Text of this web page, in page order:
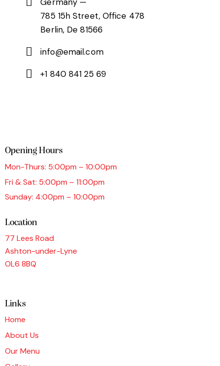
785 15h Street, Office 478
Berlin, De 81566
info@email.com
+1 840 841 25 69
Opening Hours
Mon-Thurs: 5:00pm – 10:00pm
Fri & Sat: 5:00pm – 11:00pm
Sunday: 4:00pm – 10:00pm
Location
77 Lees Road
Ashton-under-Lyne
OL6 8BQ
Links
Home
About Us
Our Menu